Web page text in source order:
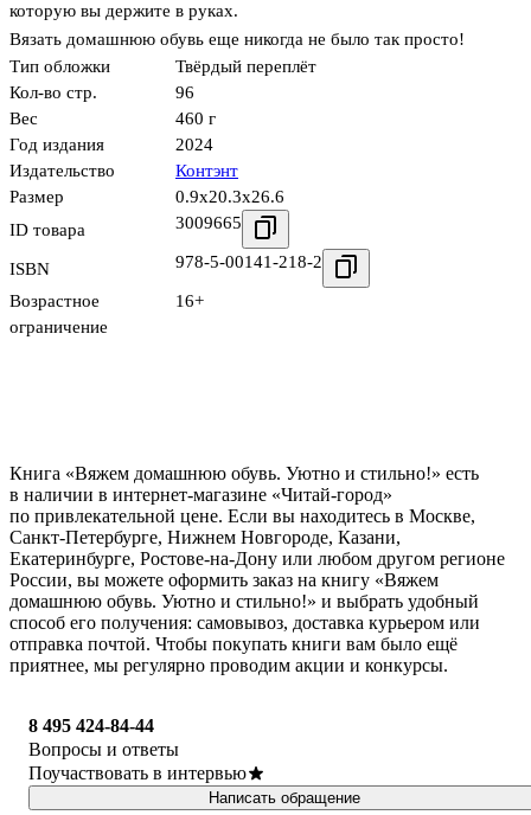
которую вы держите в руках.
Вязать домашнюю обувь еще никогда не было так просто!
Тип обложки
Твёрдый переплёт
Кол-во стр.
96
Вес
460 г
Год издания
2024
Издательство
Контэнт
Размер
0.9x20.3x26.6
ID товара
3009665
ISBN 978-5-00141-218-2
Возрастное
ограничение
16+
Книга «Вяжем домашнюю обувь. Уютно и стильно!» есть
в наличии в интернет-магазине «Читай-город»
по привлекательной цене. Если вы находитесь в Москве,
Санкт-Петербурге, Нижнем Новгороде, Казани,
Екатеринбурге, Ростове-на-Дону или любом другом регионе
России, вы можете оформить заказ на книгу «Вяжем
домашнюю обувь. Уютно и стильно!» и выбрать удобный
способ его получения: самовывоз, доставка курьером или
отправка почтой. Чтобы покупать книги вам было ещё
приятнее, мы регулярно проводим акции и конкурсы.
8 495 424-84-44
Вопросы и ответы
Поучаствовать в интервью
Написать обращение